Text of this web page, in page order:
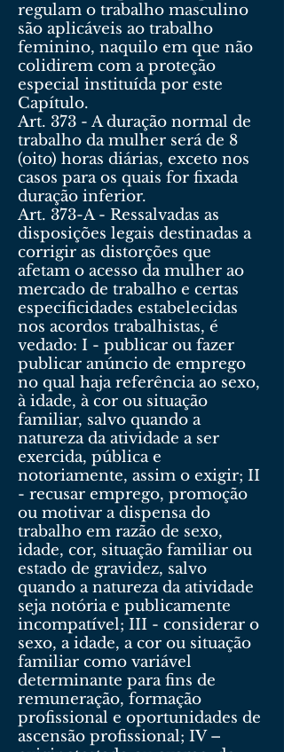
regulam o trabalho masculino
são aplicáveis ao trabalho
feminino, naquilo em que não
colidirem com a proteção
especial instituída por este
Capítulo.
Art. 373 - A duração normal de
trabalho da mulher será de 8
(oito) horas diárias, exceto nos
casos para os quais for fixada
duração inferior.
Art. 373-A - Ressalvadas as
disposições legais destinadas a
corrigir as distorções que
afetam o acesso da mulher ao
mercado de trabalho e certas
especificidades estabelecidas
nos acordos trabalhistas, é
vedado: I - publicar ou fazer
publicar anúncio de emprego
no qual haja referência ao sexo,
à idade, à cor ou situação
familiar, salvo quando a
natureza da atividade a ser
exercida, pública e
notoriamente, assim o exigir; II
- recusar emprego, promoção
ou motivar a dispensa do
trabalho em razão de sexo,
idade, cor, situação familiar ou
estado de gravidez, salvo
quando a natureza da atividade
seja notória e publicamente
incompatível; III - considerar o
sexo, a idade, a cor ou situação
familiar como variável
determinante para fins de
remuneração, formação
profissional e oportunidades de
ascensão profissional; IV –